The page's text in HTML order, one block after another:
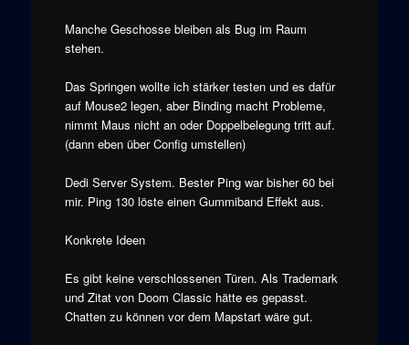
Manche Geschosse bleiben als Bug im Raum
stehen.
Das Springen wollte ich stärker testen und es dafür
auf Mouse2 legen, aber Binding macht Probleme,
nimmt Maus nicht an oder Doppelbelegung tritt auf.
(dann eben über Config umstellen)
Dedi Server System. Bester Ping war bisher 60 bei
mir. Ping 130 löste einen Gummiband Effekt aus.
Konkrete Ideen
Es gibt keine verschlossenen Türen. Als Trademark
und Zitat von Doom Classic hätte es gepasst.
Chatten zu können vor dem Mapstart wäre gut.